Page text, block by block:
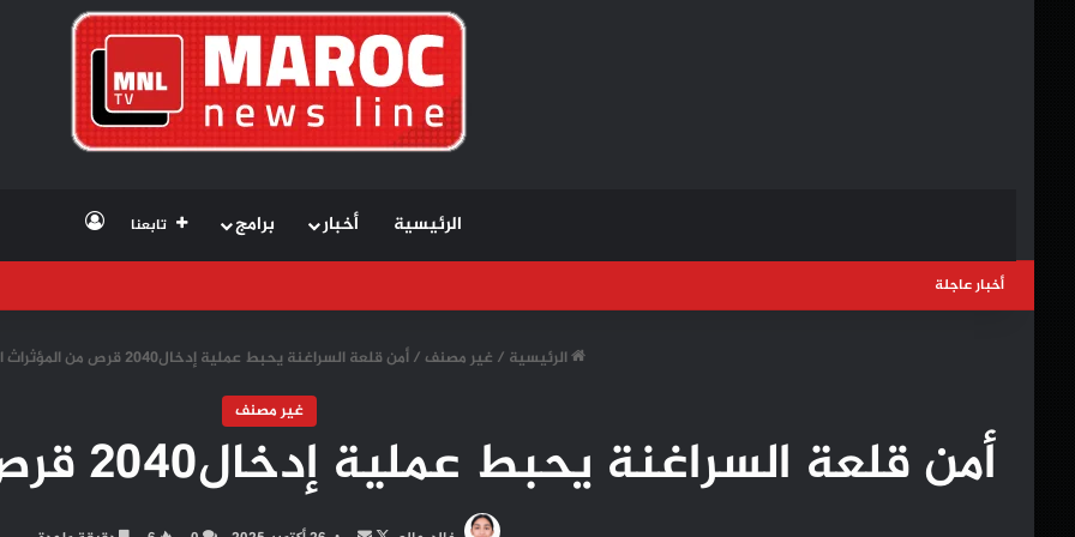
الرئيسية أخبار برامج تابعنا تسجيل
أخبار عاجلة
الرئيسية / غير مصنف / أمن قلعة السراغنة يحبط عملية إدخال2040 قرص من المؤثراث العقلية
غير مصنف
أمن قلعة السراغنة يحبط عملية إدخال2040 قرص من المؤثراث العقلية
تابعأرسل